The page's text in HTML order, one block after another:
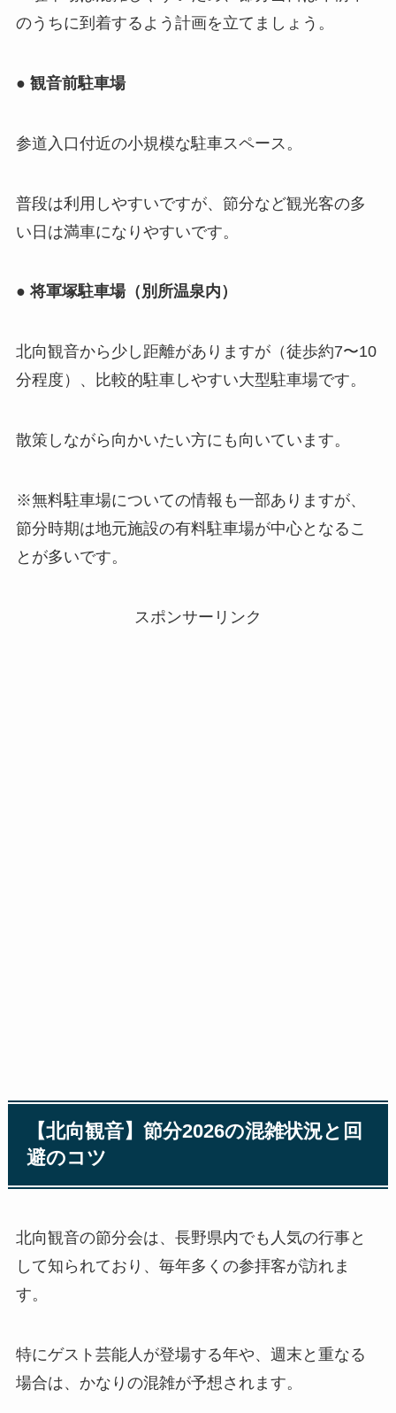
のうちに到着するよう計画を立てましょう。
● 観音前駐車場
参道入口付近の小規模な駐車スペース。
普段は利用しやすいですが、節分など観光客の多
い日は満車になりやすいです。
● 将軍塚駐車場（別所温泉内）
北向観音から少し距離がありますが（徒歩約7〜10
分程度）、比較的駐車しやすい大型駐車場です。
散策しながら向かいたい方にも向いています。
※無料駐車場についての情報も一部ありますが、
節分時期は地元施設の有料駐車場が中心となるこ
とが多いです。
スポンサーリンク
【北向観音】節分2026の混雑状況と回
避のコツ
北向観音の節分会は、長野県内でも人気の行事と
して知られており、毎年多くの参拝客が訪れま
す。
特にゲスト芸能人が登場する年や、週末と重なる
場合は、かなりの混雑が予想されます。